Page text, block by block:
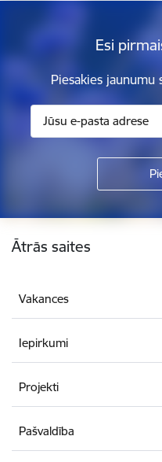
Esi
Piesakies jaunumu
Kājene
Ātrās saites
Vakances
Iepirkumi
Projekti
Pašvaldība